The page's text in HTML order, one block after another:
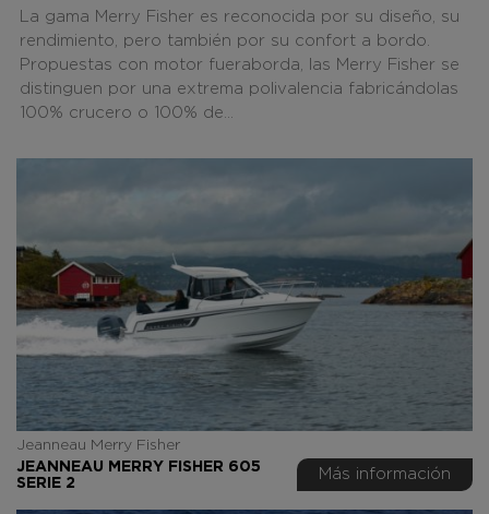
La gama Merry Fisher es reconocida por su diseño, su
rendimiento, pero también por su confort a bordo.
Propuestas con motor fueraborda, las Merry Fisher se
distinguen por una extrema polivalencia fabricándolas
100% crucero o 100% de...
Jeanneau Merry Fisher
JEANNEAU MERRY FISHER 605
SERIE 2
Más información